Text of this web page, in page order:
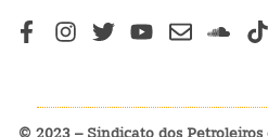
© 2023 – Sindicato dos